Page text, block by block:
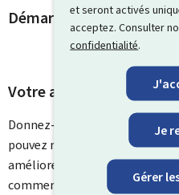
et seront activés
acceptez. Consulter
confidentialité.
Je
Gérer
Démarches et liens
Votre avis nous intéresse
Donnez-nous votre avis sur le
pouvez nous laisser un
améliorer. Vous ne recevrez
commentaire. Utilisez le